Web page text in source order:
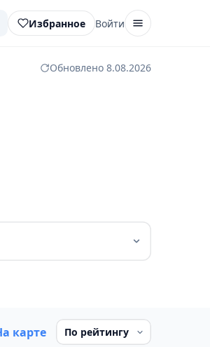
Избранное Войти
Обновлено 8.08.2026
карте